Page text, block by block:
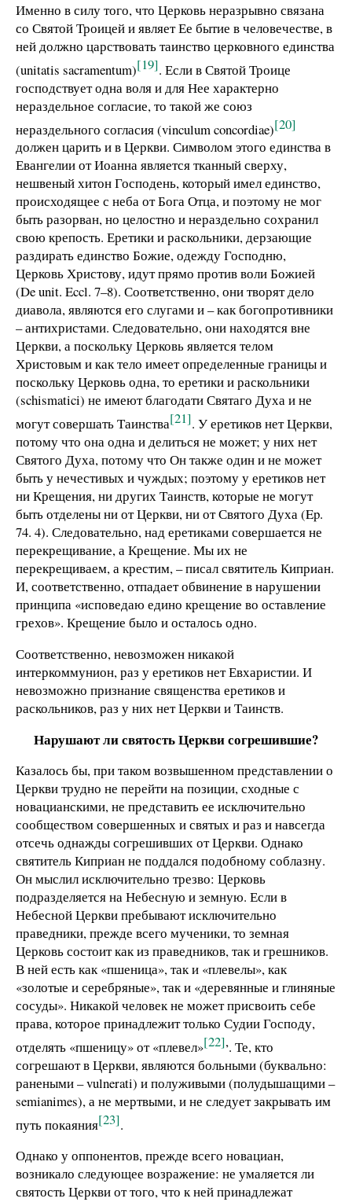
Именно в силу того, что Церковь неразрывно связана
со Святой Троицей и являет Ее бытие в человечестве, в
ней должно царствовать таинство церковного единства
(unitatis sacramentum)[19]. Если в Святой Троице
господствует одна воля и для Нее характерно
нераздельное согласие, то такой же союз
нераздельного согласия (vinculum concordiae)[20]
должен царить и в Церкви. Символом этого единства в
Евангелии от Иоанна является тканный сверху,
нешвеный хитон Господень, который имел единство,
происходящее с неба от Бога Отца, и поэтому не мог
быть разорван, но целостно и нераздельно сохранил
свою крепость. Еретики и раскольники, дерзающие
раздирать единство Божие, одежду Господню,
Церковь Христову, идут прямо против воли Божией
(De unit. Eccl. 7–8). Соответственно, они творят дело
диавола, являются его слугами и – как богопротивники
– антихристами. Следовательно, они находятся вне
Церкви, а поскольку Церковь является телом
Христовым и как тело имеет определенные границы и
поскольку Церковь одна, то еретики и раскольники
(schismatici) не имеют благодати Святаго Духа и не
могут совершать Таинства[21]. У еретиков нет Церкви,
потому что она одна и делиться не может; у них нет
Святого Духа, потому что Он также один и не может
быть у нечестивых и чуждых; поэтому у еретиков нет
ни Крещения, ни других Таинств, которые не могут
быть отделены ни от Церкви, ни от Святого Духа (Ep.
74. 4). Следовательно, над еретиками совершается не
перекрещивание, а Крещение. Мы их не
перекрещиваем, а крестим, – писал святитель Киприан.
И, соответственно, отпадает обвинение в нарушении
принципа «исповедаю едино крещение во оставление
грехов». Крещение было и осталось одно.
Соответственно, невозможен никакой
интеркоммунион, раз у еретиков нет Евхаристии. И
невозможно признание священства еретиков и
раскольников, раз у них нет Церкви и Таинств.
Нарушают ли святость Церкви согрешившие?
Казалось бы, при таком возвышенном представлении о
Церкви трудно не перейти на позиции, сходные с
новацианскими, не представить ее исключительно
сообществом совершенных и святых и раз и навсегда
отсечь однажды согрешивших от Церкви. Однако
святитель Киприан не поддался подобному соблазну.
Он мыслил исключительно трезво: Церковь
подразделяется на Небесную и земную. Если в
Небесной Церкви пребывают исключительно
праведники, прежде всего мученики, то земная
Церковь состоит как из праведников, так и грешников.
В ней есть как «пшеница», так и «плевелы», как
«золотые и серебряные», так и «деревянные и глиняные
сосуды». Никакой человек не может присвоить себе
права, которое принадлежит только Судии Господу,
отделять «пшеницу» от «плевел»[22],. Те, кто
согрешают в Церкви, являются больными (буквально:
ранеными – vulnerati) и полуживыми (полудышащими –
semianimes), а не мертвыми, и не следует закрывать им
путь покаяния[23].
Однако у оппонентов, прежде всего новациан,
возникало следующее возражение: не умаляется ли
святость Церкви от того, что к ней принадлежат